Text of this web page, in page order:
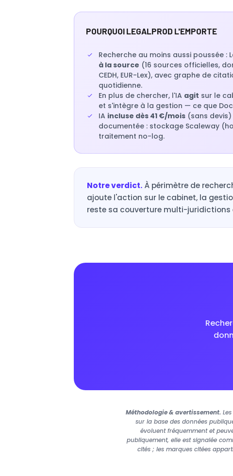
POURQUOI LEGALPROD L'EMPORTE
Recherche au moins aussi poussée :
à la source (16 sources officielles,
CEDH, EUR-Lex), avec graphe de
quotidienne.
En plus de chercher, l'IA agit sur le
et s'intègre à la gestion — ce que
IA incluse dès 41 €/mois (sans
documentée : stockage Scaleway
traitement no-log.
Notre verdict. À périmètre de
ajoute l'action sur le cabinet, la
reste sa couverture multi-juridictions
Méthodologie & avertissement.
sur la base des données
évoluent fréquemment et
publiquement, elle est signalée
cités ; les marques citées